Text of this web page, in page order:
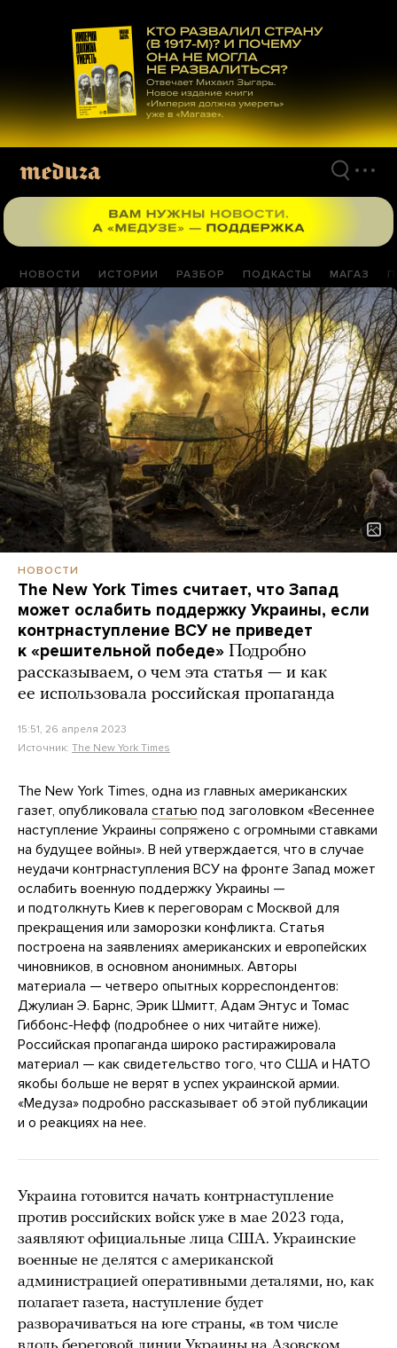
материалам
НОВОСТИ ИСТОРИИ РАЗБОР ПОДКАСТЫ МАГАЗ
НОВОСТИ
The New York Times считает, что Запад
может ослабить поддержку Украины, если
контрнаступление ВСУ не приведет
к «решительной победе» Подробно
рассказываем, о чем эта статья — и как
ее использовала российская пропаганда
15:51, 26 апреля 2023
Источник: The New York Times
The New York Times, одна из главных американских
газет, опубликовала статью под заголовком «Весеннее
наступление Украины сопряжено с огромными ставками
на будущее войны». В ней утверждается, что в случае
неудачи контрнаступления ВСУ на фронте Запад может
ослабить военную поддержку Украины —
и подтолкнуть Киев к переговорам с Москвой для
прекращения или заморозки конфликта. Статья
построена на заявлениях американских и европейских
чиновников, в основном анонимных. Авторы
материала — четверо опытных корреспондентов:
Джулиан Э. Барнс, Эрик Шмитт, Адам Энтус и Томас
Гиббонс-Нефф (подробнее о них читайте ниже).
Российская пропаганда широко растиражировала
материал — как свидетельство того, что США и НАТО
якобы больше не верят в успех украинской армии.
«Медуза» подробно рассказывает об этой публикации
и о реакциях на нее.
Украина готовится начать контрнаступление
против российских войск уже в мае 2023 года,
заявляют официальные лица США. Украинские
военные не делятся с американской
администрацией оперативными деталями, но, как
полагает газета, наступление будет
разворачиваться на юге страны, «в том числе